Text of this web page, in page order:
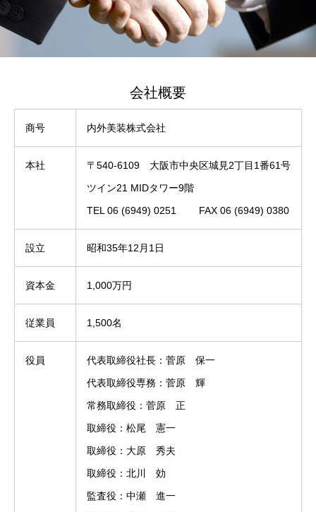
会社概要
商号 内外美装株式会社
本社
〒540-6109 大阪市中央区城見2丁目1番61号
ツイン21 MIDタワー9階
TEL 06 (6949) 0251 FAX 06 (6949) 0380
設立 昭和35年12月1日
資本金 1,000万円
従業員 1,500名
役員
代表取締役社長：菅原 保一
代表取締役専務：菅原 輝
常務取締役：菅原 正
取締役：松尾 憲一
取締役：大原 秀夫
取締役：北川 効
監査役：中瀬 進一